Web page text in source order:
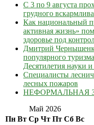
С 3 по 9 августа
грудного
Как национальный
активная жизнь»
здоровье под
Дмитрий
популярного
Десятилетия науки
Специалисты
лесных пожаров
НЕФОРМАЛЬНАЯ
Май 2026
Пн Вт Ср Чт Пт Сб Вс